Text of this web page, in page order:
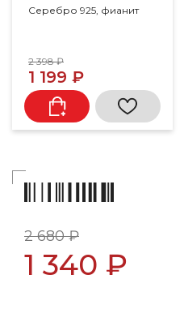
Серебро 925, фианит
2 398 ₽
1 199 ₽
2 680 ₽
1 340 ₽